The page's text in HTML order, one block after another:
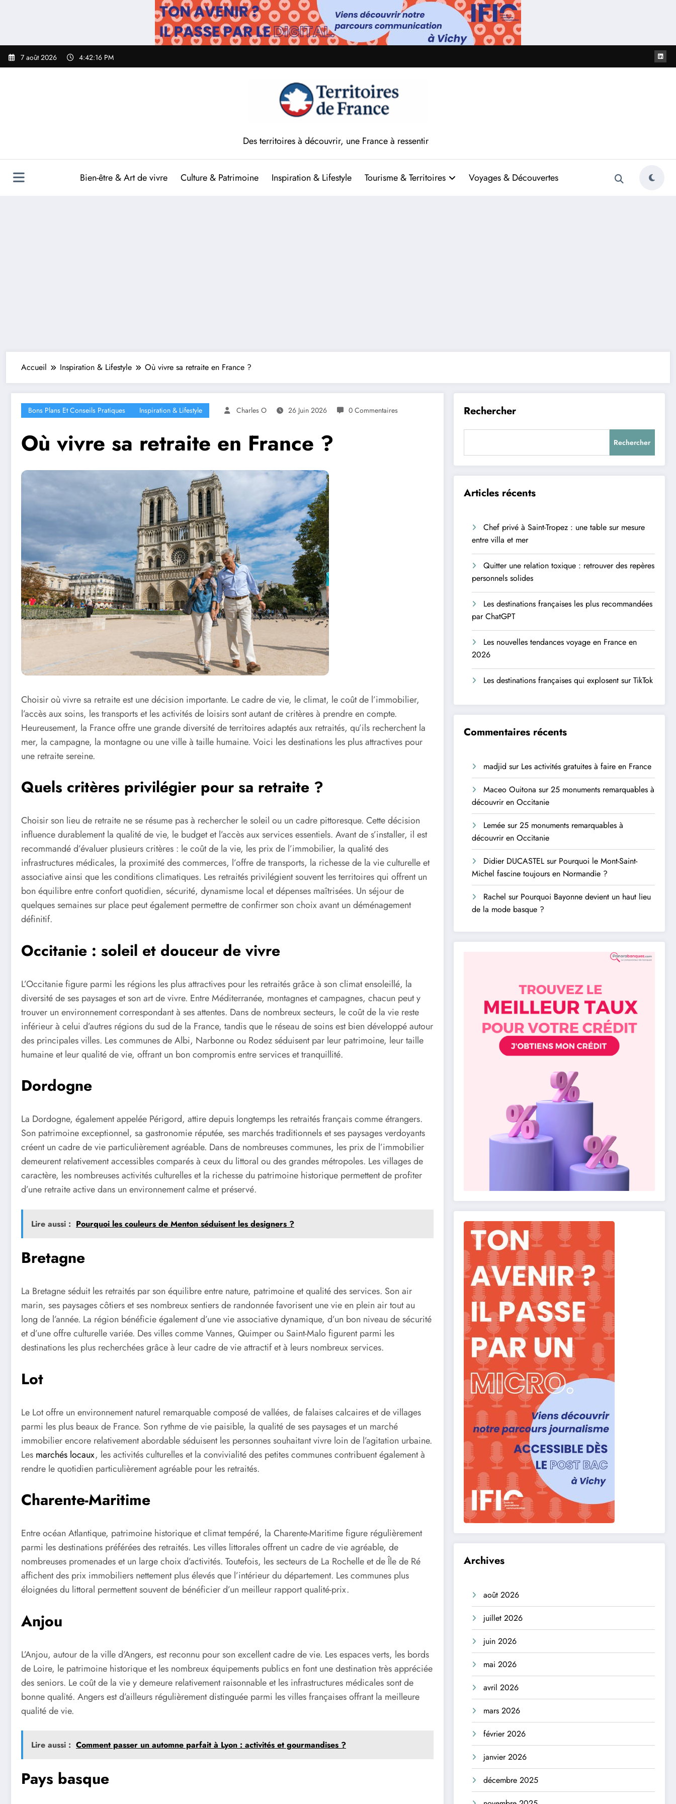
7 août 2026 4:42:17 PM
Des territoires à découvrir, une France à ressentir
Bien-être & Art de vivre Culture & Patrimoine Inspiration & Lifestyle Tourisme & Territoires Voyages & Découvertes
Accueil Inspiration & Lifestyle Où vivre sa retraite en France ?
Bons Plans Et Conseils Pratiques Inspiration & Lifestyle Charles O 26 Juin 2026 0 Commentaires
Où vivre sa retraite en France ?
Choisir où vivre sa retraite est une décision importante. Le cadre de vie, le climat, le coût de l’immobilier,
l’accès aux soins, les transports et les activités de loisirs sont autant de critères à prendre en compte.
Heureusement, la France offre une grande diversité de territoires adaptés aux retraités, qu’ils recherchent la
mer, la campagne, la montagne ou une ville à taille humaine. Voici les destinations les plus attractives pour
une retraite sereine.
Quels critères privilégier pour sa retraite ?
Choisir son lieu de retraite ne se résume pas à rechercher le soleil ou un cadre pittoresque. Cette décision
influence durablement la qualité de vie, le budget et l’accès aux services essentiels. Avant de s’installer, il est
recommandé d’évaluer plusieurs critères : le coût de la vie, les prix de l’immobilier, la qualité des
infrastructures médicales, la proximité des commerces, l’offre de transports, la richesse de la vie culturelle et
associative ainsi que les conditions climatiques. Les retraités privilégient souvent les territoires qui offrent un
bon équilibre entre confort quotidien, sécurité, dynamisme local et dépenses maîtrisées. Un séjour de
quelques semaines sur place peut également permettre de confirmer son choix avant un déménagement
définitif.
Occitanie : soleil et douceur de vivre
L’Occitanie figure parmi les régions les plus attractives pour les retraités grâce à son climat ensoleillé, la
diversité de ses paysages et son art de vivre. Entre Méditerranée, montagnes et campagnes, chacun peut y
trouver un environnement correspondant à ses attentes. Dans de nombreux secteurs, le coût de la vie reste
inférieur à celui d’autres régions du sud de la France, tandis que le réseau de soins est bien développé autour
des principales villes. Les communes de Albi, Narbonne ou Rodez séduisent par leur patrimoine, leur taille
humaine et leur qualité de vie, offrant un bon compromis entre services et tranquillité.
Dordogne
La Dordogne, également appelée Périgord, attire depuis longtemps les retraités français comme étrangers.
Son patrimoine exceptionnel, sa gastronomie réputée, ses marchés traditionnels et ses paysages verdoyants
créent un cadre de vie particulièrement agréable. Dans de nombreuses communes, les prix de l’immobilier
demeurent relativement accessibles comparés à ceux du littoral ou des grandes métropoles. Les villages de
caractère, les nombreuses activités culturelles et la richesse du patrimoine historique permettent de profiter
d’une retraite active dans un environnement calme et préservé.
Lire aussi : Pourquoi les couleurs de Menton séduisent les designers ?
Bretagne
La Bretagne séduit les retraités par son équilibre entre nature, patrimoine et qualité des services. Son air
marin, ses paysages côtiers et ses nombreux sentiers de randonnée favorisent une vie en plein air tout au
long de l’année. La région bénéficie également d’une vie associative dynamique, d’un bon niveau de sécurité
et d’une offre culturelle variée. Des villes comme Vannes, Quimper ou Saint-Malo figurent parmi les
destinations les plus recherchées grâce à leur cadre de vie attractif et à leurs nombreux services.
Lot
Le Lot offre un environnement naturel remarquable composé de vallées, de falaises calcaires et de villages
parmi les plus beaux de France. Son rythme de vie paisible, la qualité de ses paysages et un marché
immobilier encore relativement abordable séduisent les personnes souhaitant vivre loin de l’agitation urbaine.
Les marchés locaux, les activités culturelles et la convivialité des petites communes contribuent également à
rendre le quotidien particulièrement agréable pour les retraités.
Charente-Maritime
Entre océan Atlantique, patrimoine historique et climat tempéré, la Charente-Maritime figure régulièrement
parmi les destinations préférées des retraités. Les villes littorales offrent un cadre de vie agréable, de
nombreuses promenades et un large choix d’activités. Toutefois, les secteurs de La Rochelle et de Île de Ré
affichent des prix immobiliers nettement plus élevés que l’intérieur du département. Les communes plus
éloignées du littoral permettent souvent de bénéficier d’un meilleur rapport qualité-prix.
Anjou
L’Anjou, autour de la ville d’Angers, est reconnu pour son excellent cadre de vie. Les espaces verts, les bords
de Loire, le patrimoine historique et les nombreux équipements publics en font une destination très appréciée
des seniors. Le coût de la vie y demeure relativement raisonnable et les infrastructures médicales sont de
bonne qualité. Angers est d’ailleurs régulièrement distinguée parmi les villes françaises offrant la meilleure
qualité de vie.
Lire aussi : Comment passer un automne parfait à Lyon : activités et gourmandises ?
Pays basque
Rechercher
Rechercher
Articles récents
Chef privé à Saint-Tropez : une table sur mesure
entre villa et mer
Quitter une relation toxique : retrouver des repères
personnels solides
Les destinations françaises les plus recommandées
par ChatGPT
Les nouvelles tendances voyage en France en
2026
Les destinations françaises qui explosent sur TikTok
Commentaires récents
madjid sur Les activités gratuites à faire en France
Maceo Ouitona sur25 monuments remarquables à
découvrir en Occitanie
Lemée sur25 monuments remarquables à
découvrir en Occitanie
Didier DUCASTEL sur Pourquoi le Mont-Saint-
Michel fascine toujours en Normandie ?
Rachel sur Pourquoi Bayonne devient un haut lieu
de la mode basque ?
Archives
août 2026
juillet 2026
juin 2026
mai 2026
avril 2026
mars 2026
février 2026
janvier 2026
décembre 2025